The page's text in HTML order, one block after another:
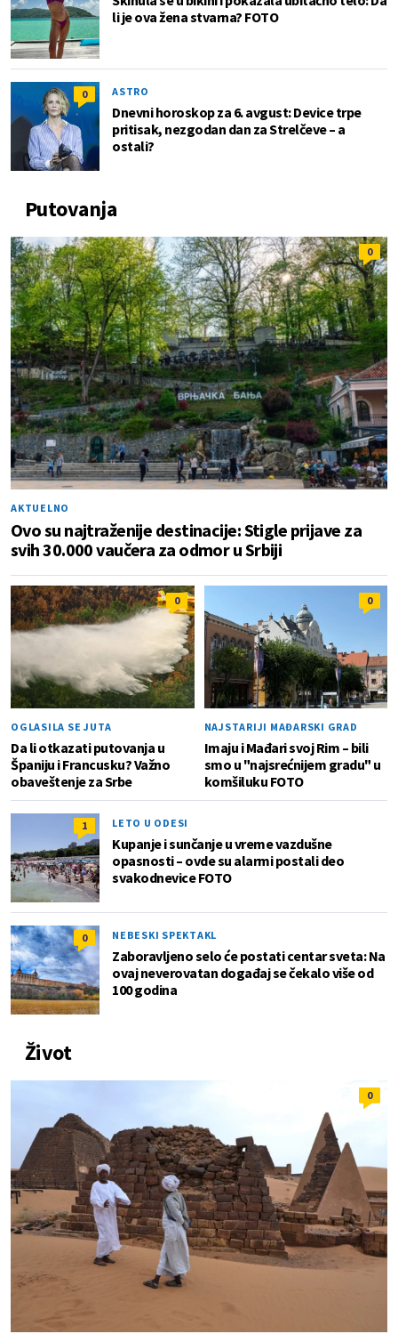
li je ova žena stvarna? FOTO
0 ASTRO
Dnevni horoskop za 6. avgust: Device trpe
pritisak, nezgodan dan za Strelčeve – a
ostali?
Putovanja
0
AKTUELNO
Ovo su najtraženije destinacije: Stigle prijave za
svih 30.000 vaučera za odmor u Srbiji
0
OGLASILA SE JUTA
Da li otkazati putovanja u
Španiju i Francusku? Važno
obaveštenje za Srbe
0
NAJSTARIJI MAĐARSKI GRAD
Imaju i Mađari svoj Rim – bili
smo u "najsrećnijem gradu" u
komšiluku FOTO
1 LETO U ODESI
Kupanje i sunčanje u vreme vazdušne
opasnosti – ovde su alarmi postali deo
svakodnevice FOTO
0 NEBESKI SPEKTAKL
Zaboravljeno selo će postati centar sveta: Na
ovaj neverovatan događaj se čekalo više od
100 godina
Život
0